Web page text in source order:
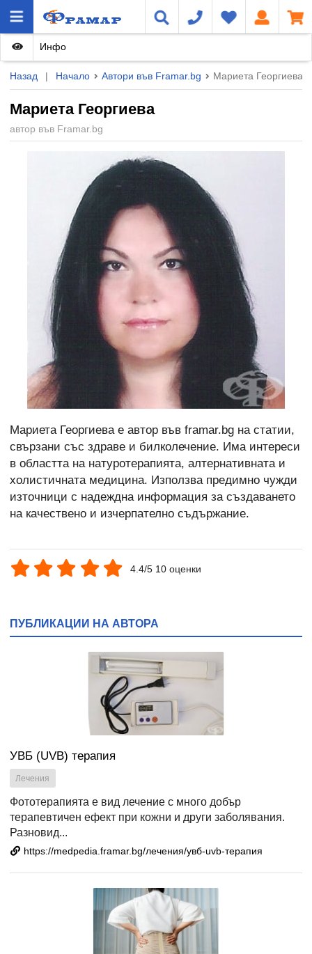
Назад | Начало Автори във Framar.bg Мариета Георгиева
Мариета Георгиева
автор във Framar.bg
Инфо
Мариета Георгиева е автор във framar.bg на статии,
свързани със здраве и билколечение. Има интереси
в областта на натуротерапията, алтернативната и
холистичната медицина. Използва предимно чужди
източници с надеждна информация за създаването
на качествено и изчерпателно съдържание.
4.4/5 10 оценки
ПУБЛИКАЦИИ НА АВТОРА
УВБ (UVB) терапия
Лечения
Фототерапията е вид лечение с много добър
терапевтичен ефект при кожни и други заболявания.
Разновид...
https://medpedia.framar.bg/лечения/увб-uvb-терапия